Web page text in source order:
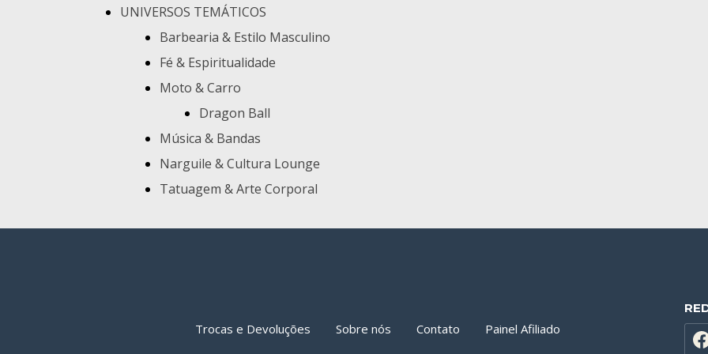
UNIVERSOS TEMÁTICOS
Barbearia & Estilo Masculino
Fé & Espiritualidade
Moto & Carro
Dragon Ball
Música & Bandas
Narguile & Cultura Lounge
Tatuagem & Arte Corporal
Trocas e Devoluções Sobre nós Contato Painel Afiliado